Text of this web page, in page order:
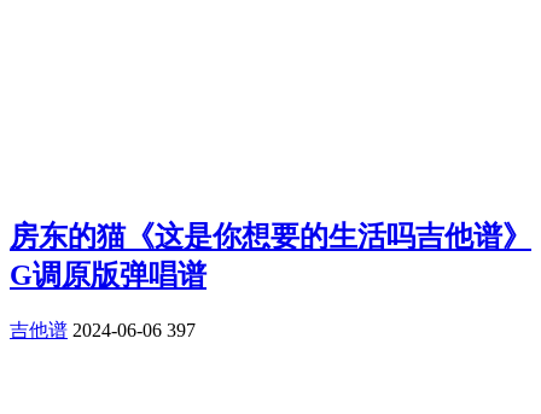
房东的猫《这是你想要的生活吗吉他谱》
G调原版弹唱谱
吉他谱 2024-06-06 397